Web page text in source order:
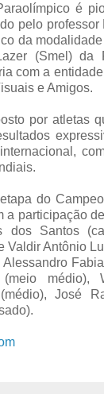
é
pelo
da
(Smel) da
com a
e Amigos.
por atletas
do
a participação
dos Santos
Valdir Antônio
Alessandro
médio),
José